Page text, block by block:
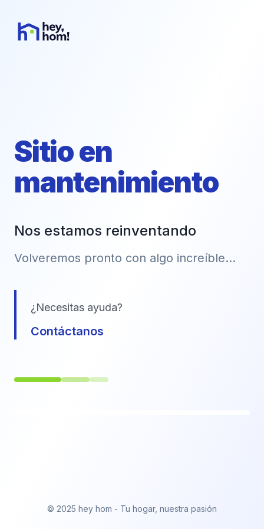
Sitio en
mantenimiento
Nos estamos reinventando
Volveremos pronto con algo increíble...
¿Necesitas ayuda?
Contáctanos
© 2025 hey hom - Tu hogar, nuestra pasión